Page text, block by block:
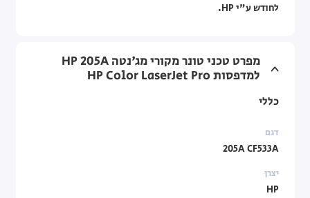
לחודש ע"י HP.
מפרט טכני טונר מקורי מג'נטה HP 205A
למדפסות HP Color LaserJet Pro
כללי
דגם
205A CF533A
יצרן
HP